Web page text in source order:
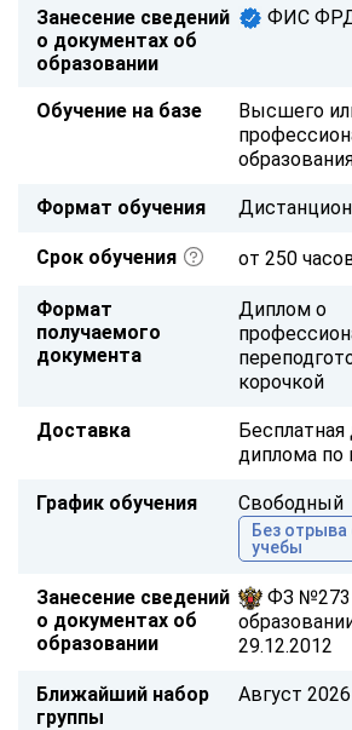
Занесение сведений
о документах об
образовании
ФИС
Обучение на базе
Высшего
Формат обучения
Срок обучения от 250
Формат
получаемого
документа
Диплом о
корочкой
Доставка
Бесплатная
диплома по
График обучения Свободный
Без
учебы
Занесение сведений
о документах об
образовании
ФЗ №273
29.12.2012
Ближайший набор
группы
Август 2026